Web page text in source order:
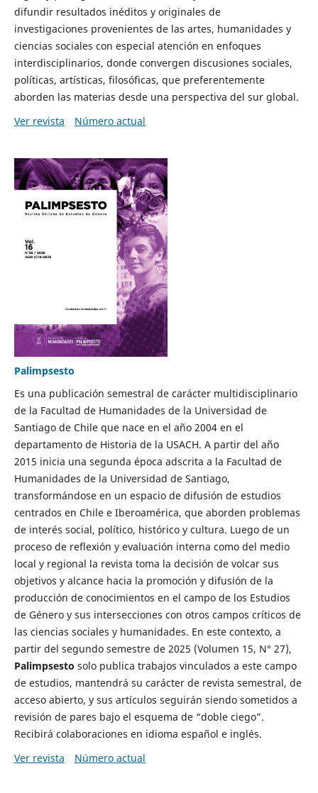
difundir resultados inéditos y originales de
investigaciones provenientes de las artes, humanidades y
ciencias sociales con especial atención en enfoques
interdisciplinarios, donde convergen discusiones sociales,
políticas, artísticas, filosóficas, que preferentemente
aborden las materias desde una perspectiva del sur global.
Ver revista
Número actual
Palimpsesto
Es una publicación semestral de carácter multidisciplinario
de la Facultad de Humanidades de la Universidad de
Santiago de Chile que nace en el año 2004 en el
departamento de Historia de la USACH. A partir del año
2015 inicia una segunda época adscrita a la Facultad de
Humanidades de la Universidad de Santiago,
transformándose en un espacio de difusión de estudios
centrados en Chile e Iberoamérica, que aborden problemas
de interés social, político, histórico y cultura. Luego de un
proceso de reflexión y evaluación interna como del medio
local y regional la revista toma la decisión de volcar sus
objetivos y alcance hacia la promoción y difusión de la
producción de conocimientos en el campo de los Estudios
de Género y sus intersecciones con otros campos críticos de
las ciencias sociales y humanidades. En este contexto, a
partir del segundo semestre de 2025 (Volumen 15, N° 27),
Palimpsesto solo publica trabajos vinculados a este campo
de estudios, mantendrá su carácter de revista semestral, de
acceso abierto, y sus artículos seguirán siendo sometidos a
revisión de pares bajo el esquema de “doble ciego”.
Recibirá colaboraciones en idioma español e inglés.
Ver revista
Número actual